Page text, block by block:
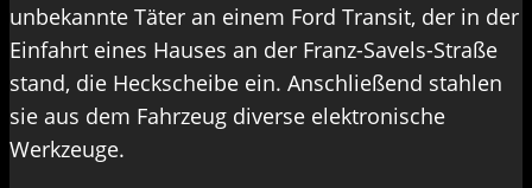
unbekannte Täter an einem Ford Transit, der in der
Einfahrt eines Hauses an der Franz-Savels-Straße
stand, die Heckscheibe ein. Anschließend stahlen
sie aus dem Fahrzeug diverse elektronische
Werkzeuge.